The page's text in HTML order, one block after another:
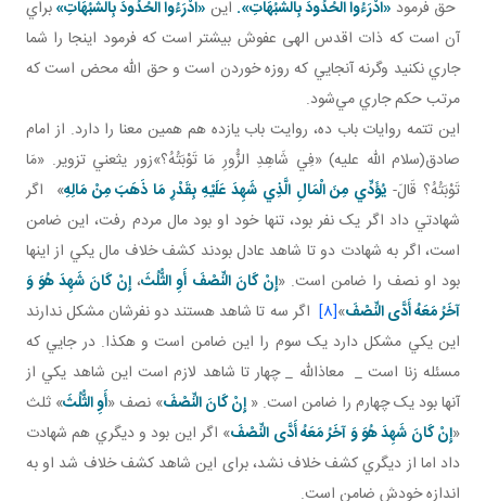
حق فرمود «ادْرَءُوا الْحُدُودَ بِالشُّبُهَاتِ». اين «ادْرَءُوا الْحُدُودَ بِالشُّبُهَاتِ»براي
آن است که ذات اقدس الهی عفوش بيشتر است که فرمود اينجا را شما
جاري نکنيد وگرنه آنجايي که روزه خوردن است و حق الله محض است که
مرتب حکم جاري مي‌شود.
اين تتمه روايات باب ده، روايت باب يازده هم همين معنا را دارد. از امام
صادق(سلام الله عليه) «فِي شَاهِدِ الزُّورِ مَا تَوْبَتُهُ؟»زور يثعني تزوير. «مَا
تَوْبَتُهُ؟ قَالَ- يُؤَدِّي مِنَ الْمَالِ الَّذِي شَهِدَ عَلَيْهِ بِقَدْرِ مَا ذَهَبَ مِنْ مَالِهِ» اگر
شهادتي داد اگر يک نفر بود، تنها خود او بود مال مردم رفت، اين ضامن
است، اگر به شهادت دو تا شاهد عادل بودند کشف خلاف مال يکي از اينها
بود او نصف را ضامن است. «إِنْ كَانَ النِّصْفَ أَوِ الثُّلُثَ،إِنْ كَانَ شَهِدَ هُوَ وَ
آخَرُ مَعَهُ أَدَّى النِّصْفَ»
[8]
اگر سه تا شاهد هستند دو نفرشان مشکل ندارند
اين يکي مشکل دارد يک سوم را اين ضامن است و هکذا. در جايي که
مسئله زنا است _ معاذالله _ چهار تا شاهد لازم است اين شاهد يکي از
آنها بود يک چهارم را ضامن است. «إِنْ كَانَ النِّصْفَ» نصف «أَوِ الثُّلُثَ» ثلث
«إِنْ كَانَ شَهِدَ هُوَ وَ آخَرُ مَعَهُ أَدَّى النِّصْفَ» اگر اين بود و ديگري هم شهادت
داد اما از ديگري کشف خلاف نشد، برای اين شاهد کشف خلاف شد او به
اندازه خودش ضامن است.